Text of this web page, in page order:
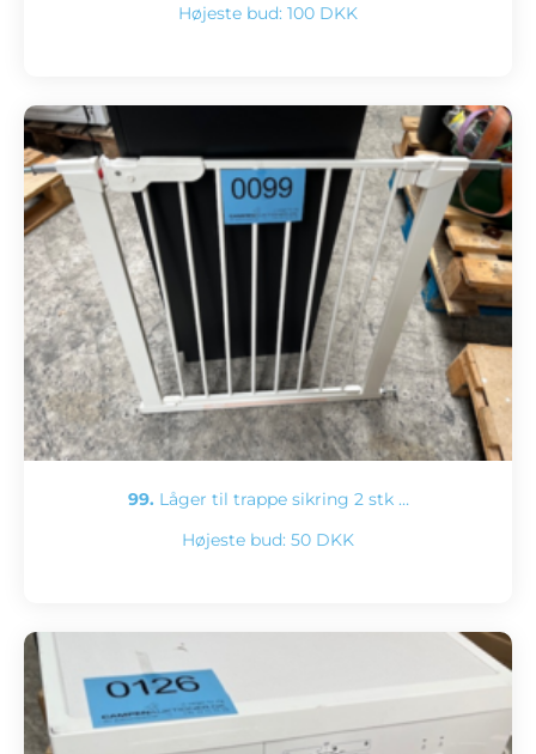
Højeste bud: 100 DKK
99. Låger til trappe sikring 2 stk …
Højeste bud: 50 DKK